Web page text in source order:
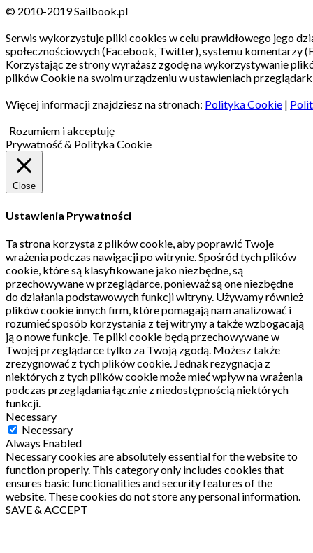
© 2010-2019 Sailbook.pl
Serwis wykorzystuje pliki cookies w celu prawidłowego jego
społecznościowych (Facebook, Twitter), systemu komentarzy
Korzystając ze strony wyrażasz zgodę na wykorzystywanie
plików Cookie na swoim urządzeniu w ustawieniach
Więcej informacji znajdziesz na stronach: Polityka Cookie |
Rozumiem i akceptuję
Prywatność & Polityka Cookie
Close
Ustawienia Prywatności
Ta strona korzysta z plików cookie, aby poprawić Twoje
wrażenia podczas nawigacji po witrynie.Spośród tych plików
cookie, które są klasyfikowane jako niezbędne, są
przechowywane w przeglądarce, ponieważ są one niezbędne
do działania podstawowych funkcji witryny. Używamy również
plików cookie innych firm, które pomagają nam analizować i
rozumieć sposób korzystania z tej witryny a także wzbogacają
ją o nowe funkcje. Te pliki cookie będą przechowywane w
Twojej przeglądarce tylko za Twoją zgodą. Możesz także
zrezygnować z tych plików cookie. Jednak rezygnacja z
niektórych z tych plików cookie może mieć wpływ na wrażenia
podczas przeglądania łącznie z niedostępnością niektórych
funkcji.
Necessary
Necessary
Always Enabled
Necessary cookies are absolutely essential for the website to
function properly. This category only includes cookies that
ensures basic functionalities and security features of the
website. These cookies do not store any personal information.
SAVE & ACCEPT